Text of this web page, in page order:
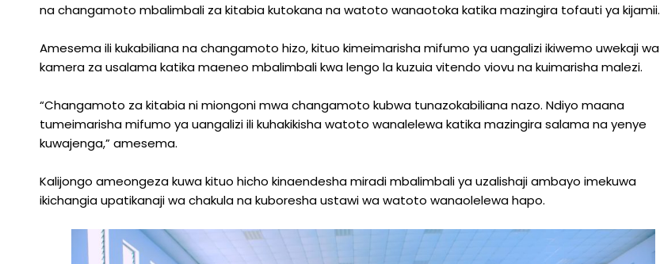
na changamoto mbalimbali za kitabia kutokana na watoto wanaotoka katika mazingira tofauti ya kijamii.
Amesema ili kukabiliana na changamoto hizo, kituo kimeimarisha mifumo ya uangalizi ikiwemo uwekaji wa
kamera za usalama katika maeneo mbalimbali kwa lengo la kuzuia vitendo viovu na kuimarisha malezi.
“Changamoto za kitabia ni miongoni mwa changamoto kubwa tunazokabiliana nazo. Ndiyo maana
tumeimarisha mifumo ya uangalizi ili kuhakikisha watoto wanalelewa katika mazingira salama na yenye
kuwajenga,” amesema.
Kalijongo ameongeza kuwa kituo hicho kinaendesha miradi mbalimbali ya uzalishaji ambayo imekuwa
ikichangia upatikanaji wa chakula na kuboresha ustawi wa watoto wanaolelewa hapo.